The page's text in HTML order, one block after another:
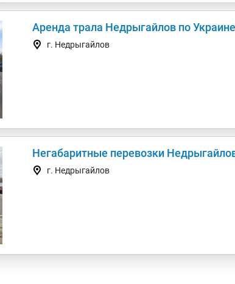
Аренда трала Недрыгайлов по
г. Недрыгайлов
Негабаритные перевозки
г. Недрыгайлов